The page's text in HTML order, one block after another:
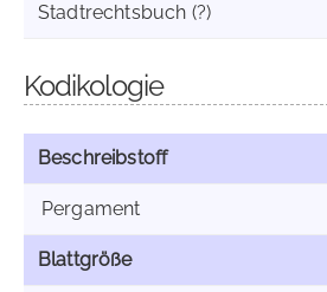
Stadtrechtsbuch (?)
Kodikologie
Beschreibstoff
Pergament
Blattgröße